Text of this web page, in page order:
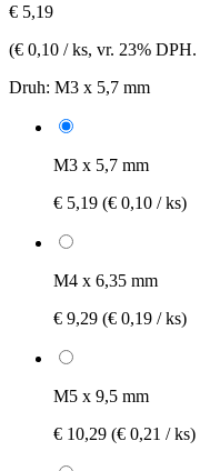
€ 5,19
(€ 0,10 / ks, vr. 23% DPH.
Druh: M3 x 5,7 mm
M3 x 5,7 mm
€ 5,19 (€ 0,10 / ks)
M4 x 6,35 mm
€ 9,29 (€ 0,19 / ks)
M5 x 9,5 mm
€ 10,29 (€ 0,21 / ks)